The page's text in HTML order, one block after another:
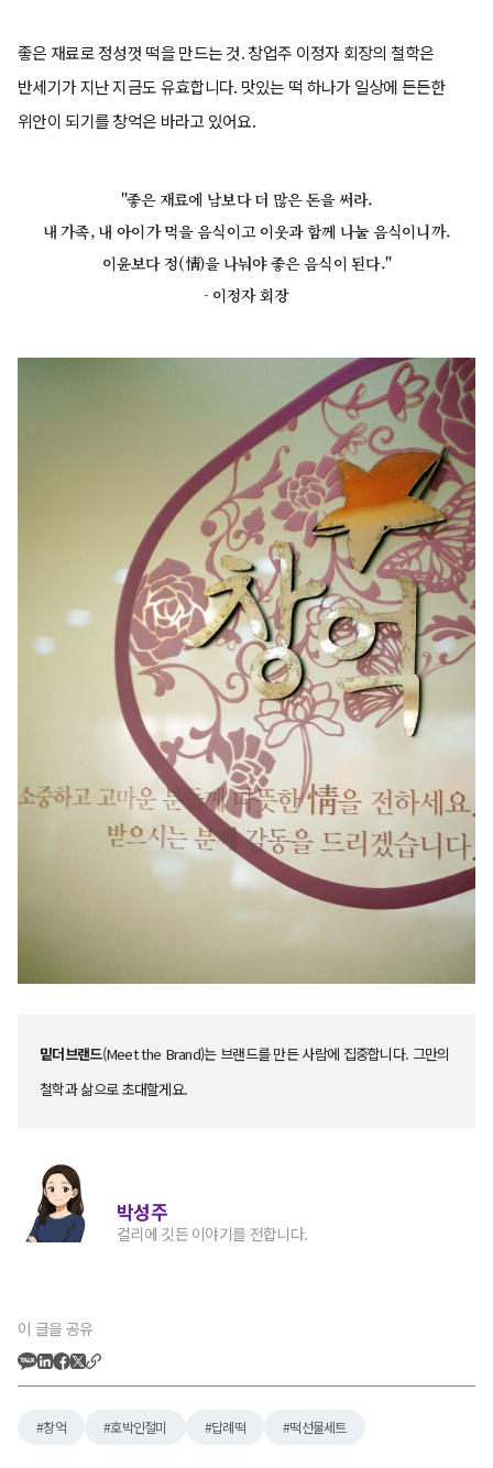
좋은 재료로 정성껏 떡을 만드는 것. 창업주 이정자 회장의 철학은
반세기가 지난 지금도 유효합니다. 맛있는 떡 하나가 일상에 든든한
위안이 되기를 창억은 바라고 있어요.
"좋은 재료에 남보다 더 많은 돈을 써라.
내 가족, 내 아이가 먹을 음식이고 이웃과 함께 나눌 음식이니까.
이윤보다 정(情)을 나눠야 좋은 음식이 된다."
- 이정자 회장
밑더브랜드(Meet the Brand)는 브랜드를 만든 사람에 집중합니다. 그만의
철학과 삶으로 초대할게요.
박성주
컬리에 깃든 이야기를 전합니다.
이 글을 공유
창억 호박인절미 답례떡 떡선물세트